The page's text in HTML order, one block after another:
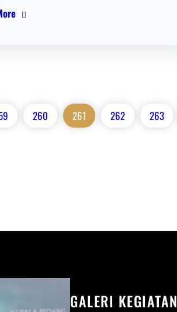
260 261 262 263
GALERI KEGIATAN